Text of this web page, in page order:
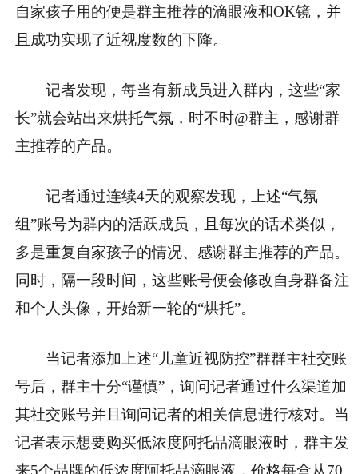
自家孩子用的便是群主推荐的滴眼液和OK镜，并
且成功实现了近视度数的下降。
记者发现，每当有新成员进入群内，这些“家
长”就会站出来烘托气氛，时不时@群主，感谢群
主推荐的产品。
记者通过连续4天的观察发现，上述“气氛
组”账号为群内的活跃成员，且每次的话术类似，
多是重复自家孩子的情况、感谢群主推荐的产品。
同时，隔一段时间，这些账号便会修改自身群备注
和个人头像，开始新一轮的“烘托”。
当记者添加上述“儿童近视防控”群群主社交账
号后，群主十分“谨慎”，询问记者通过什么渠道加
其社交账号并且询问记者的相关信息进行核对。当
记者表示想要购买低浓度阿托品滴眼液时，群主发
来5个品牌的低浓度阿托品滴眼液，价格每盒从70